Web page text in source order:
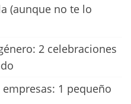
(aunque no te lo
2 celebraciones
1 pequeño